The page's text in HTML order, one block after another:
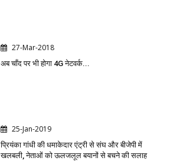
27-Mar-2018
अब चाँद पर भी होगा 4G नेटवर्क...
25-Jan-2019
प्रियंका गांधी की धमाकेदार एंट्री से संघ और बीजेपी में
खलबली, नेताओं को ऊलजलूल बयानों से बचने की सलाह